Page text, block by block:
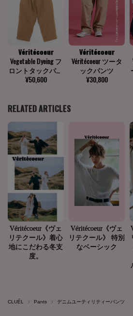
CLUÉL Pants デニムユーティリティーパンツ